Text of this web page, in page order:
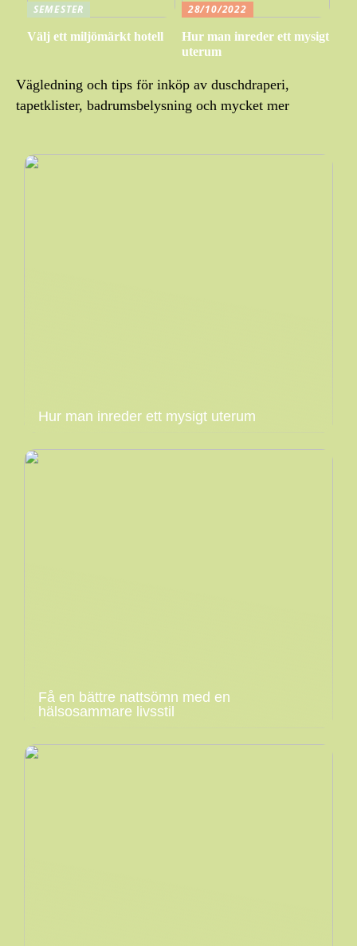
SEMESTER
Välj ett miljömärkt hotell
28/10/2022
Hur man inreder ett mysigt
uterum
Vägledning och tips för inköp av duschdraperi,
tapetklister, badrumsbelysning och mycket mer
Hur man inreder ett mysigt uterum
Få en bättre nattsömn med en
hälsosammare livsstil